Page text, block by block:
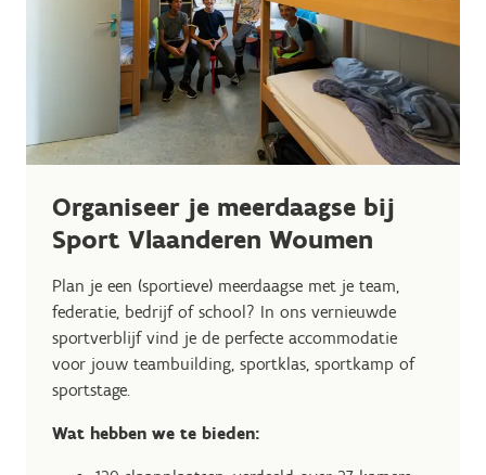
Organiseer je meerdaagse bij
Sport Vlaanderen Woumen
Plan je een (sportieve) meerdaagse met je team,
federatie, bedrijf of school? In ons vernieuwde
sportverblijf vind je de perfecte accommodatie
voor jouw teambuilding, sportklas, sportkamp of
sportstage.
Wat hebben we te bieden: